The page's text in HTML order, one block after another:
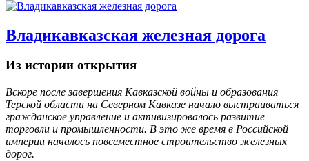
Владикавказская железная дорога
Из истории открытия
Вскоре после завершения Кавказской войны и образования
Терской области на Северном Кавказе начало выстраиваться
гражданское управление и активизировалось развитие
торговли и промышленности. В это же время в Российской
империи началось повсеместное строительство железных
дорог.